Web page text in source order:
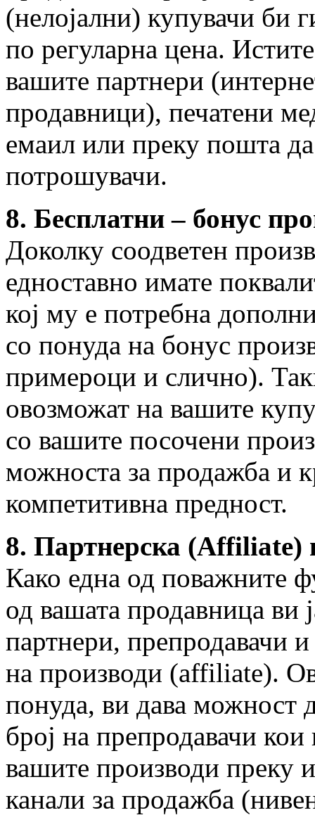
(нелојални) купувачи би
по регуларна цена.
вашите партнери
продавници), печатени
емаил или преку пошта
потрошувачи.
8. Бесплатни – бонус
Доколку соодветен
едноставно имате
кој му е потребна
со понуда на бонус
примероци и слично).
овозможат на вашите
со вашите посочени
можноста за продажба и
компетитивна предност.
8. Партнерска (Affiliate)
Како една од поважните
од вашата продавница ви
партнери, препродавачи
на производи (affiliate).
понуда, ви дава можност
број на препродавачи
вашите производи преку
канали за продажба